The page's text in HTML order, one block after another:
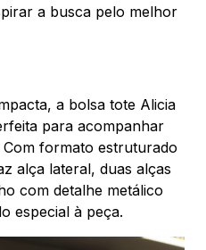
a busca pelo melhor
a bolsa tote Alicia
para acompanhar
formato estruturado
alça lateral, duas alças
com detalhe metálico
especial à peça.